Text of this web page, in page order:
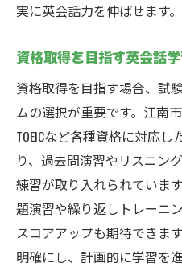
実に英会話力を伸ばせます。
資格取得を目指す英会話
資格取得を目指す場合、試
ムの選択が重要です。江南
TOEICなど各種資格に対応
り、過去問演習やリスニン
練習が取り入れられていま
題演習や繰り返しトレーニ
スコアアップも期待できま
明確にし、計画的に学習を